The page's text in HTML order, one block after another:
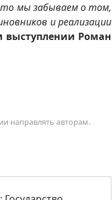
мы забываем о том,
и реализации
выступлении Роман
направлять авторам.